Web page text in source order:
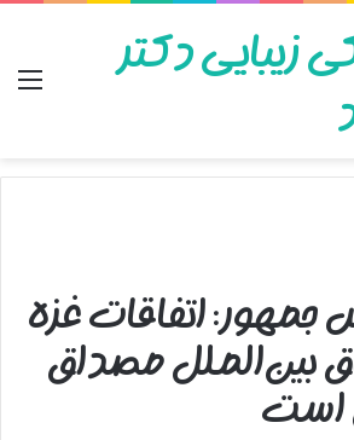
زیبایی دکتر
جمهور: اتفاقات غزه
بین‌الملل مصداق